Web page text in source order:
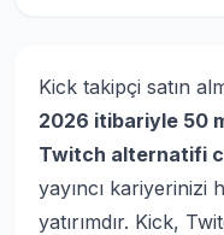
Kick takipçi satın
2026 itibariyle 50
Twitch alternatifi
yayıncı kariyerinizi
yatırımdır. Kick,